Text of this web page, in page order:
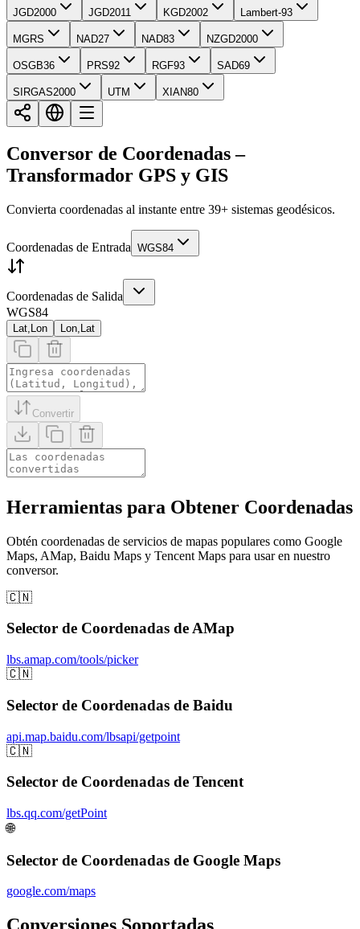
JGD2000 JGD2011 KGD2002 Lambert-93
MGRS NAD27 NAD83 NZGD2000
OSGB36 PRS92 RGF93 SAD69
SIRGAS2000 UTM XIAN80
Conversor de Coordenadas –
Transformador GPS y GIS
Convierta coordenadas al instante entre 39+ sistemas geodésicos.
Coordenadas de Entrada WGS84
Coordenadas de Salida
WGS84
Lat,Lon Lon,Lat
Convertir
Herramientas para Obtener Coordenadas
Obtén coordenadas de servicios de mapas populares como Google
Maps, AMap, Baidu Maps y Tencent Maps para usar en nuestro
conversor.
🇨🇳
Selector de Coordenadas de AMap
lbs.amap.com/tools/picker
🇨🇳
Selector de Coordenadas de Baidu
api.map.baidu.com/lbsapi/getpoint
🇨🇳
Selector de Coordenadas de Tencent
lbs.qq.com/getPoint
🌐
Selector de Coordenadas de Google Maps
google.com/maps